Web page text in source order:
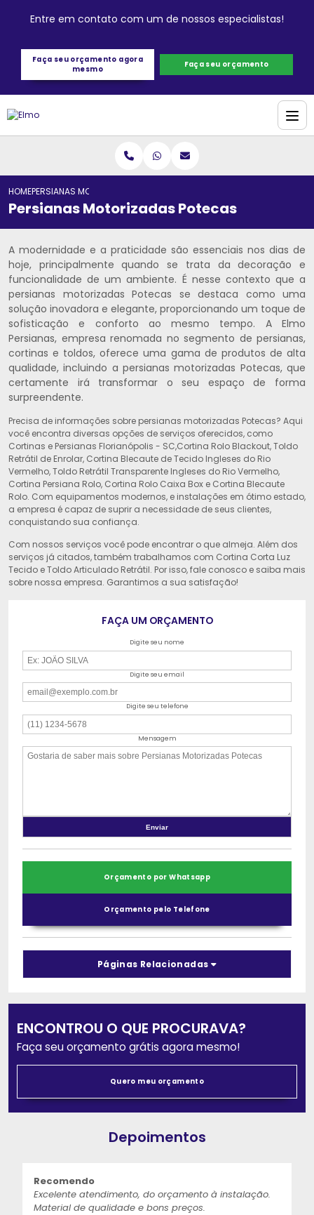
Entre em contato com um de nossos especialistas!
Faça seu orçamento agora
mesmo
Faça seu orçamento
HOMEPERSIANAS MOTORIZADAS POTECAS
Persianas Motorizadas Potecas
A modernidade e a praticidade são essenciais nos dias de
hoje, principalmente quando se trata da decoração e
funcionalidade de um ambiente. É nesse contexto que a
persianas motorizadas Potecas se destaca como uma
solução inovadora e elegante, proporcionando um toque de
sofisticação e conforto ao mesmo tempo. A Elmo
Persianas, empresa renomada no segmento de persianas,
cortinas e toldos, oferece uma gama de produtos de alta
qualidade, incluindo a persianas motorizadas Potecas, que
certamente irá transformar o seu espaço de forma
surpreendente.
Precisa de informações sobre persianas motorizadas Potecas? Aqui
você encontra diversas opções de serviços oferecidos, como
Cortinas e Persianas Florianópolis - SC,Cortina Rolo Blackout, Toldo
Retrátil de Enrolar, Cortina Blecaute de Tecido Ingleses do Rio
Vermelho, Toldo Retrátil Transparente Ingleses do Rio Vermelho,
Cortina Persiana Rolo, Cortina Rolo Caixa Box e Cortina Blecaute
Rolo. Com equipamentos modernos, e instalações em ótimo estado,
a empresa é capaz de suprir a necessidade de seus clientes,
conquistando sua confiança.
Com nossos serviços você pode encontrar o que almeja. Além dos
serviços já citados, também trabalhamos com Cortina Corta Luz
Tecido e Toldo Articulado Retrátil. Por isso, fale conosco e saiba mais
sobre nossa empresa. Garantimos a sua satisfação!
FAÇA UM ORÇAMENTO
Digite seu nome
Digite seu email
Digite seu telefone
Mensagem
Orçamento por Whatsapp
Orçamento pelo Telefone
Páginas Relacionadas
ENCONTROU O QUE PROCURAVA?
Faça seu orçamento grátis agora mesmo!
Quero meu orçamento
Depoimentos
Recomendo
Excelente atendimento, do orçamento à instalação.
Material de qualidade e bons preços.